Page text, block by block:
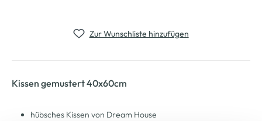
Zur Wunschliste hinzufügen
Kissen gemustert 40x60cm
hübsches Kissen von Dream House